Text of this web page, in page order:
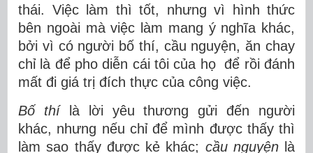
thái. Việc làm thì tốt, nhưng vì hình thức
bên ngoài mà việc làm mang ý nghĩa khác,
bởi vì có người bố thí, cầu nguyện, ăn chay
chỉ là để pho diễn cái tôi của họ để rồi đánh
mất đi giá trị đích thực của công việc.
Bố thílà lời yêu thương gửi đến người
khác, nhưng nếu chỉ để mình được thấy thì
làm sao thấy được kẻ khác; cầu nguyệnlà